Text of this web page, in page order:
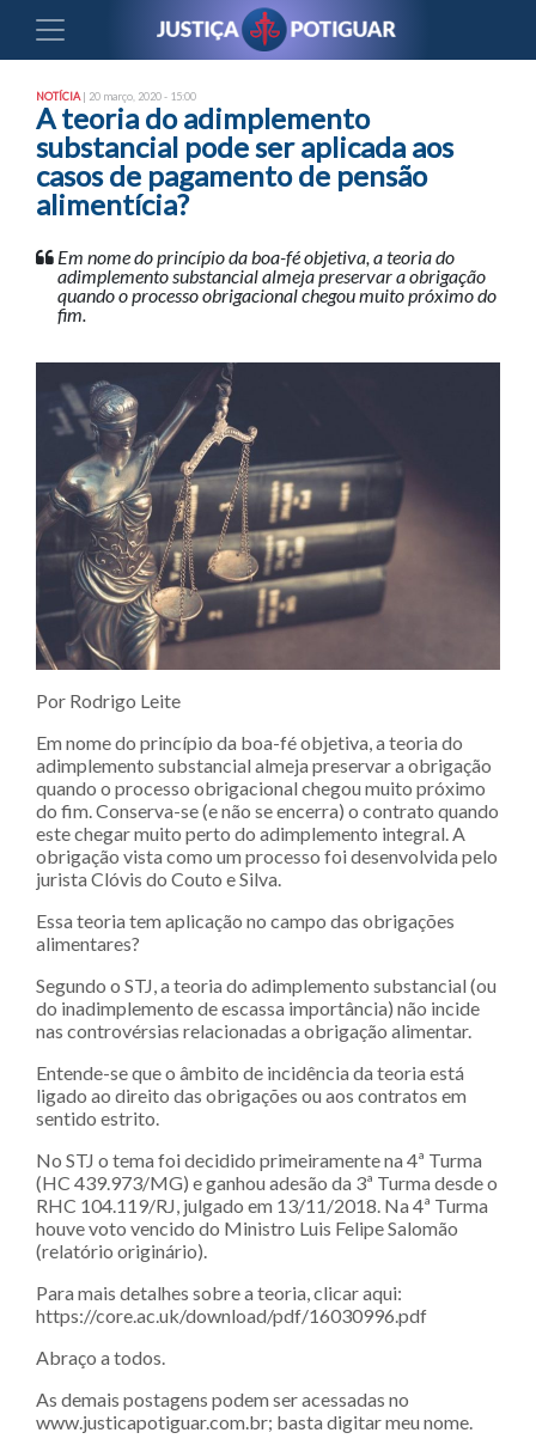
NOTÍCIA | 20 março, 2020 - 15:00
A teoria do adimplemento
substancial pode ser aplicada aos
casos de pagamento de pensão
alimentícia?
Em nome do princípio da boa-fé objetiva, a teoria do
adimplemento substancial almeja preservar a obrigação
quando o processo obrigacional chegou muito próximo do
fim.
Por Rodrigo Leite
Em nome do princípio da boa-fé objetiva, a teoria do
adimplemento substancial almeja preservar a obrigação
quando o processo obrigacional chegou muito próximo
do fim. Conserva-se (e não se encerra) o contrato quando
este chegar muito perto do adimplemento integral. A
obrigação vista como um processo foi desenvolvida pelo
jurista Clóvis do Couto e Silva.
Essa teoria tem aplicação no campo das obrigações
alimentares?
Segundo o STJ, a teoria do adimplemento substancial (ou
do inadimplemento de escassa importância) não incide
nas controvérsias relacionadas a obrigação alimentar.
Entende-se que o âmbito de incidência da teoria está
ligado ao direito das obrigações ou aos contratos em
sentido estrito.
No STJ o tema foi decidido primeiramente na 4ª Turma
(HC 439.973/MG) e ganhou adesão da 3ª Turma desde o
RHC 104.119/RJ, julgado em 13/11/2018. Na 4ª Turma
houve voto vencido do Ministro Luis Felipe Salomão
(relatório originário).
Para mais detalhes sobre a teoria, clicar aqui:
https://core.ac.uk/download/pdf/16030996.pdf
Abraço a todos.
As demais postagens podem ser acessadas no
‪www.justicapotiguar.com.br‬; basta digitar meu nome.